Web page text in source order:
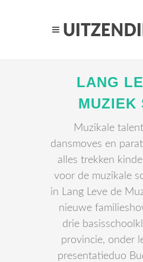
LANG
MUZIEK
Muzikale
dansmoves en
alles trekken
voor de muzikale
in Lang Leve de
nieuwe
drie
provincie, onder
presentatieduo